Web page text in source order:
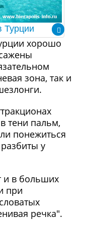
Турции
хорошо
зона, так и
тени пальм,
понежиться
у
и в больших
при
речка".